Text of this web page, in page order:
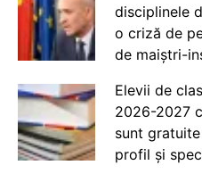
disciplinele
o criză de
de maiștri-
Elevii de
2026-2027
sunt
profil și